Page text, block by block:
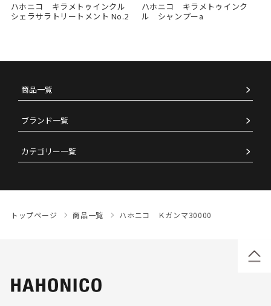
ハホニコ キラメトゥインクル
シェラサラトリートメント No.2
ハホニコ キラメトゥインク
ル シャンプーa
商品一覧
ブランド一覧
カテゴリー一覧
トップページ 商品一覧 ハホニコ Ｋガンマ30000